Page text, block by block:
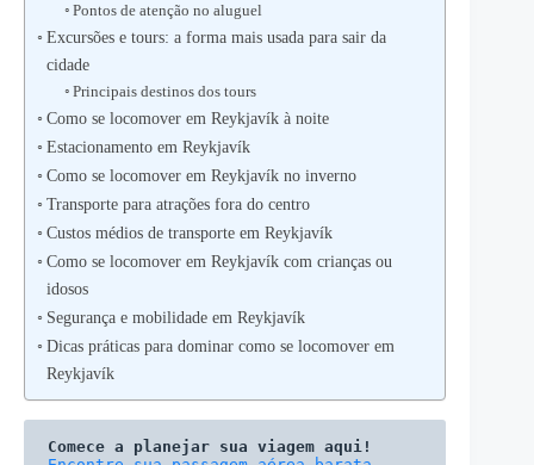
Pontos de atenção no aluguel
Excursões e tours: a forma mais usada para sair da
cidade
Principais destinos dos tours
Como se locomover em Reykjavík à noite
Estacionamento em Reykjavík
Como se locomover em Reykjavík no inverno
Transporte para atrações fora do centro
Custos médios de transporte em Reykjavík
Como se locomover em Reykjavík com crianças ou
idosos
Segurança e mobilidade em Reykjavík
Dicas práticas para dominar como se locomover em
Reykjavík
Comece a planejar sua viagem aqui!